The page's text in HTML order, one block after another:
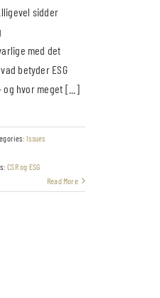
sidder
med det
betyder ESG
og hvor meget [...]
Issues
CSR og ESG
Read More